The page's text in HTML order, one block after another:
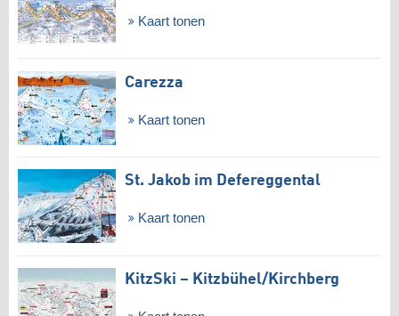
Kaart tonen
Carezza
Kaart tonen
St. Jakob im Defereggental
Kaart tonen
KitzSki – Kitzbühel/​Kirchberg